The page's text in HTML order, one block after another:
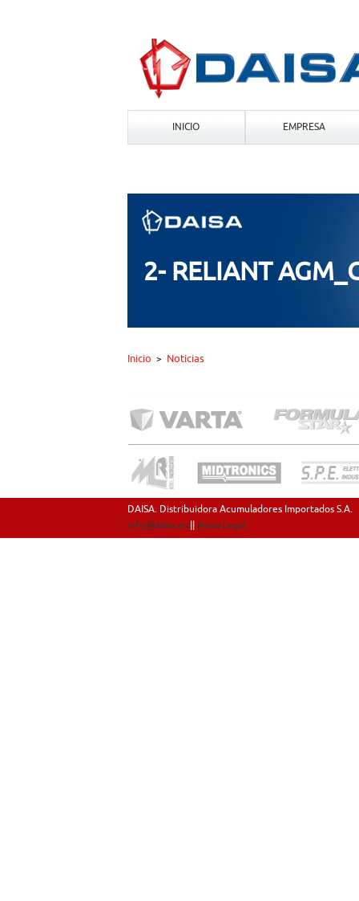
INICIO EMPRESA
2- RELIANT
Inicio > Noticias
DAISA. Distribuidora Acumuladores Importados S.A.
info@daisa.es|| Aviso Legal